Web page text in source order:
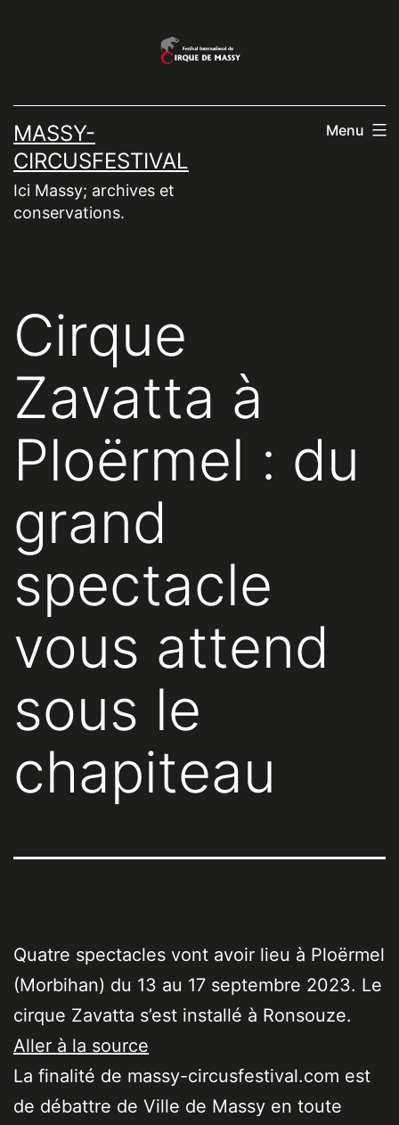
MASSY-
CIRCUSFESTIVAL
Ici Massy; archives et
conservations.
Menu
Cirque
Zavatta à
Ploërmel : du
grand
spectacle
vous attend
sous le
chapiteau
Quatre spectacles vont avoir lieu à Ploërmel
(Morbihan) du 13 au 17 septembre 2023. Le
cirque Zavatta s’est installé à Ronsouze.
Aller à la source
La finalité de massy-circusfestival.com est
de débattre de Ville de Massy en toute